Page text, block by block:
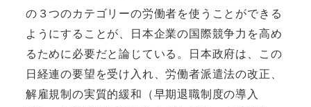
の３つのカテゴリーの労働者を使うことができる
ようにすることが、日本企業の国際競争力を高め
るために必要だと論じている。日本政府は、この
日経連の要望を受け入れ、労働者派遣法の改正、
解雇規制の実質的緩和（早期退職制度の導入